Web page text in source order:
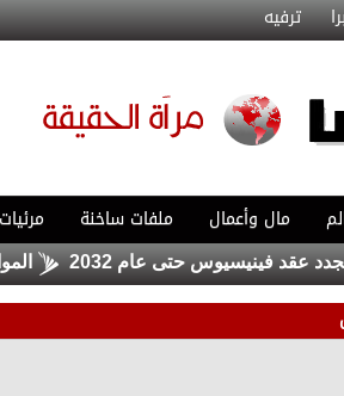
ترفيه
مال وأعمال ملفات ساخنة مرئيات
حتى عام 2032 المواصفات: